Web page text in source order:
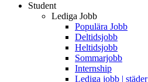
Student
Lediga Jobb
Populära Jobb
Deltidsjobb
Heltidsjobb
Sommarjobb
Internship
Lediga jobb | städer